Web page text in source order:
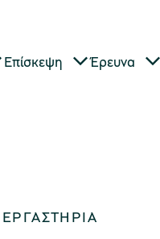
Επίσκεψη Έρευνα
ΕΡΓΑΣΤΉΡΙΑ